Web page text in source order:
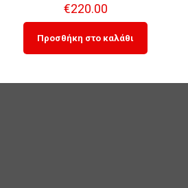
€220.00
Προσθήκη στο καλάθι